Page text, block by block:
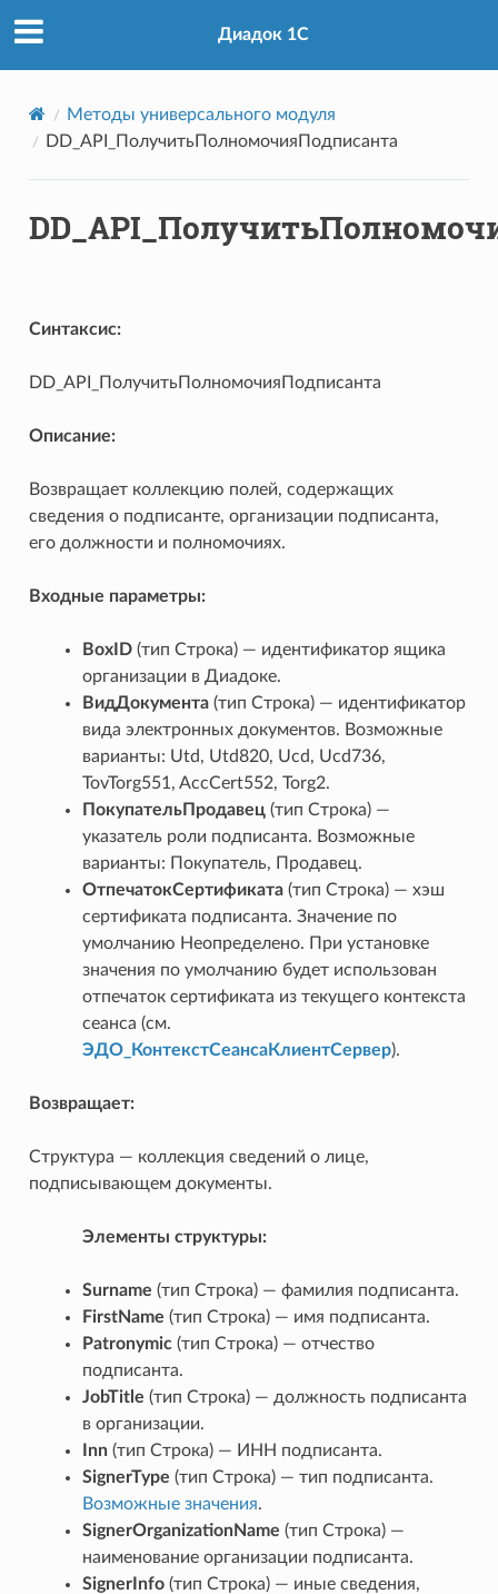
Диадок 1С
Методы универсального модуля
DD_API_ПолучитьПолномочияПодписанта
Синтаксис:
DD_API_ПолучитьПолномочияПодписанта
Описание:
Возвращает коллекцию полей, содержащих
сведения о подписанте, организации подписанта,
его должности и полномочиях.
Входные параметры:
BoxID(тип Строка) — идентификатор ящика
организации в Диадоке.
ВидДокумента(тип Строка) — идентификатор
вида электронных документов. Возможные
варианты: Utd, Utd820, Ucd, Ucd736,
TovTorg551, AccCert552, Torg2.
ПокупательПродавец(тип Строка) —
указатель роли подписанта. Возможные
варианты: Покупатель, Продавец.
ОтпечатокСертификата(тип Строка) — хэш
сертификата подписанта. Значение по
умолчанию Неопределено. При установке
значения по умолчанию будет использован
отпечаток сертификата из текущего контекста
сеанса (см.
ЭДО_КонтекстСеансаКлиентСервер).
Возвращает:
Структура — коллекция сведений о лице,
подписывающем документы.
Элементы структуры:
Surname (тип Строка) — фамилия подписанта.
FirstName (тип Строка) — имя подписанта.
Patronymic(тип Строка) — отчество
подписанта.
JobTitle (тип Строка) — должность подписанта
в организации.
Inn(тип Строка) — ИНН подписанта.
SignerType (тип Строка) — тип подписанта.
Возможные значения.
SignerOrganizationName (тип Строка) —
наименование организации подписанта.
SignerInfo(тип Строка) — иные сведения,